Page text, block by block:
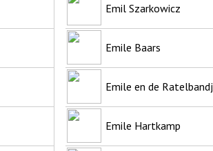
Emil Szarkowicz
Emile Baars
Emile en de
Emile Hartkamp